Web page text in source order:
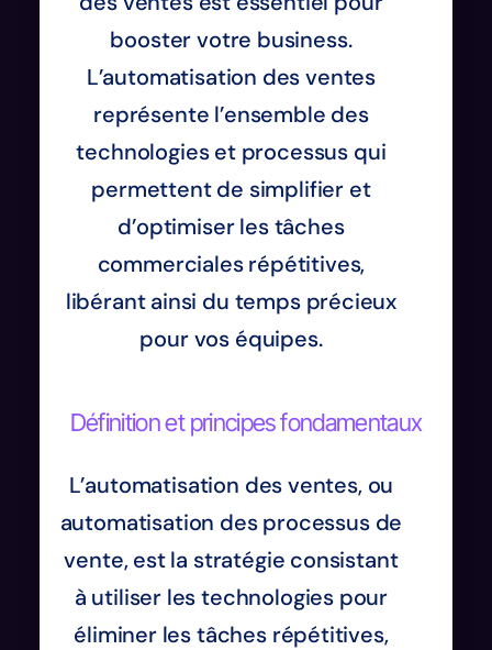
booster votre business.
L’automatisation des ventes
représente l’ensemble des
technologies et processus qui
permettent de simplifier et
d’optimiser les tâches
commerciales répétitives,
libérant ainsi du temps précieux
pour vos équipes.
Définition et principes fondamentaux
L’automatisation des ventes, ou
automatisation des processus de
vente, est la stratégie consistant
à utiliser les technologies pour
éliminer les tâches répétitives,